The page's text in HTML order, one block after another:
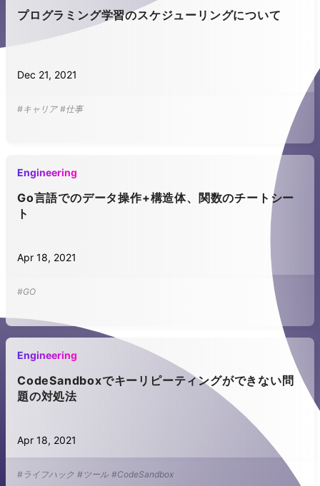
プログラミング学習のスケジューリングについて
Dec 21, 2021
#キャリア #仕事
Engineering
Go言語でのデータ操作+構造体、関数のチートシー
ト
Apr 18, 2021
#GO
Engineering
CodeSandboxでキーリピーティングができない問
題の対処法
Apr 18, 2021
#ライフハック #ツール #CodeSandbox